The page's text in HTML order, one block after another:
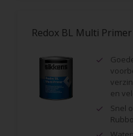
Redox BL Multi Primer
en
Snel